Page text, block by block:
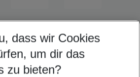
dass wir Cookies
um dir das
zu bieten?